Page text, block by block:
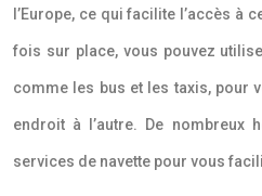
l’Europe, ce qui facilite l’accès à
fois sur place, vous pouvez
comme les bus et les taxis, pour
endroit à l’autre. De nombreux
services de navette pour vous